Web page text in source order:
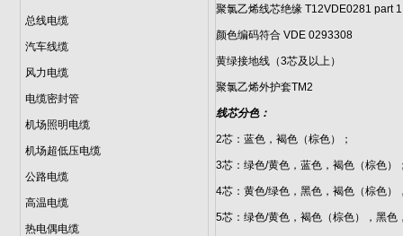
总线电缆
汽车线缆
风力电缆
电缆密封管
机场照明电缆
机场超低压电缆
公路电缆
高温电缆
热电偶电缆
聚氯乙烯线芯绝缘 T12VDE0281 part 1
颜色编码符合 VDE 0293308
黄绿接地线（3芯及以上）
聚氯乙烯外护套TM2
线芯分色：
2芯：蓝色，褐色（棕色）；
3芯：绿色/黄色，蓝色，褐色（棕色）
4芯：黄色/绿色，黑色，褐色（棕色）
5芯：绿色/黄色，褐色（棕色），黑色